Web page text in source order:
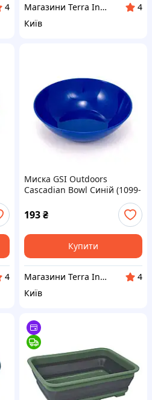
4
Магазини Terra Incognita
4
Київ
4
Миска GSI Outdoors
Cascadian Bowl Синій (1099-
193₴
Купити
Магазини Terra Incognita
4
Київ